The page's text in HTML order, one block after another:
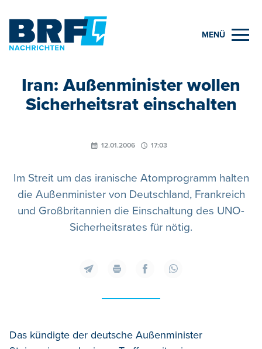
MENÜ
Iran: Außenminister wollen
Sicherheitsrat einschalten
12.01.2006 17:03
Im Streit um das iranische Atomprogramm halten
die Außenminister von Deutschland, Frankreich
und Großbritannien die Einschaltung des UNO-
Sicherheitsrates für nötig.
Das kündigte der deutsche Außenminister